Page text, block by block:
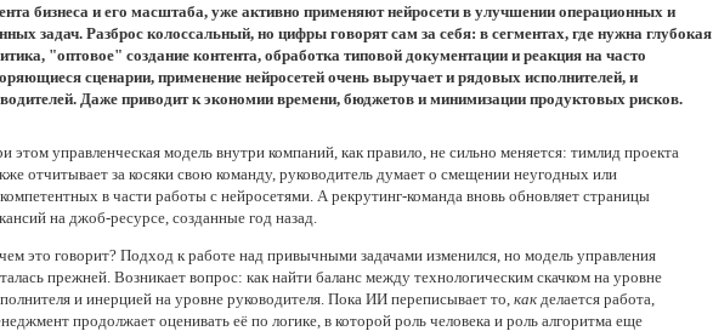
бизнеса и его масштаба, уже активно применяют нейросети в улучшении операционных и
задач. Разброс колосcальный, но цифры говорят сам за себя: в сегментах, где нужна глубокая
"оптовое" создание контента, обработка типовой документации и реакция на часто
сценарии, применение нейросетей очень выручает и рядовых исполнителей, и
Даже приводит к экономии времени, бюджетов и минимизации продуктовых рисков.
этом управленческая модель внутри компаний, как правило, не сильно меняется: тимлид проекта
отчитывает за косяки свою команду, руководитель думает о смещении неугодных или
в части работы с нейросетями. А рекрутинг-команда вновь обновляет страницы
на джоб-ресурсе, созданные год назад.
это говорит? Подход к работе над привычными задачами изменился, но модель управления
прежней. Возникает вопрос: как найти баланс между технологическим скачком на уровне
и инерцией на уровне руководителя. Пока ИИ переписывает то, как делается работа,
продолжает оценивать её по логике, в которой роль человека и роль алгоритма еще